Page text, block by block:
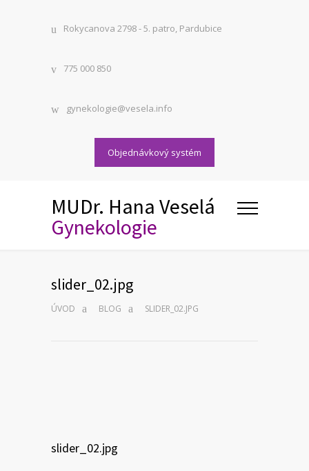
Rokycanova 2798 - 5. patro, Pardubice
775 000 850
gynekologie@vesela.info
Objednávkový systém
MUDr. Hana Veselá
Gynekologie
slider_02.jpg
ÚVOD BLOG SLIDER_02.JPG
slider_02.jpg